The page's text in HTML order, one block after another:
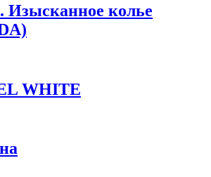
Изысканное колье
WHITE